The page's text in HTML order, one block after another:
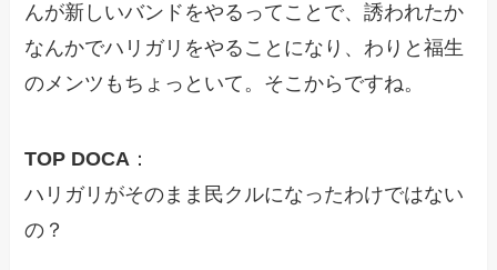
んが新しいバンドをやるってことで、誘われたか
なんかでハリガリをやることになり、わりと福生
のメンツもちょっといて。そこからですね。
TOP DOCA ：
ハリガリがそのまま民クルになったわけではない
の？